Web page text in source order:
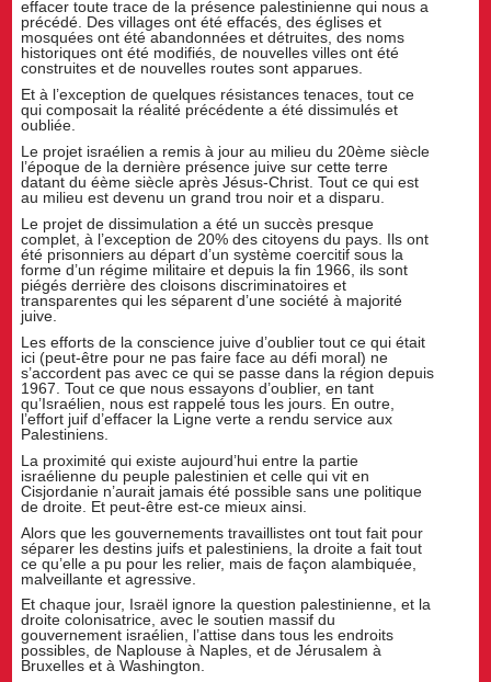
effacer toute trace de la présence palestinienne qui nous a
précédé. Des villages ont été effacés, des églises et
mosquées ont été abandonnées et détruites, des noms
historiques ont été modifiés, de nouvelles villes ont été
construites et de nouvelles routes sont apparues.
Et à l’exception de quelques résistances tenaces, tout ce
qui composait la réalité précédente a été dissimulés et
oubliée.
Le projet israélien a remis à jour au milieu du 20ème siècle
l’époque de la dernière présence juive sur cette terre
datant du éème siècle après Jésus-Christ. Tout ce qui est
au milieu est devenu un grand trou noir et a disparu.
Le projet de dissimulation a été un succès presque
complet, à l’exception de 20% des citoyens du pays. Ils ont
été prisonniers au départ d’un système coercitif sous la
forme d’un régime militaire et depuis la fin 1966, ils sont
piégés derrière des cloisons discriminatoires et
transparentes qui les séparent d’une société à majorité
juive.
Les efforts de la conscience juive d’oublier tout ce qui était
ici (peut-être pour ne pas faire face au défi moral) ne
s’accordent pas avec ce qui se passe dans la région depuis
1967. Tout ce que nous essayons d’oublier, en tant
qu’Israélien, nous est rappelé tous les jours. En outre,
l’effort juif d’effacer la Ligne verte a rendu service aux
Palestiniens.
La proximité qui existe aujourd’hui entre la partie
israélienne du peuple palestinien et celle qui vit en
Cisjordanie n’aurait jamais été possible sans une politique
de droite. Et peut-être est-ce mieux ainsi.
Alors que les gouvernements travaillistes ont tout fait pour
séparer les destins juifs et palestiniens, la droite a fait tout
ce qu’elle a pu pour les relier, mais de façon alambiquée,
malveillante et agressive.
Et chaque jour, Israël ignore la question palestinienne, et la
droite colonisatrice, avec le soutien massif du
gouvernement israélien, l’attise dans tous les endroits
possibles, de Naplouse à Naples, et de Jérusalem à
Bruxelles et à Washington.